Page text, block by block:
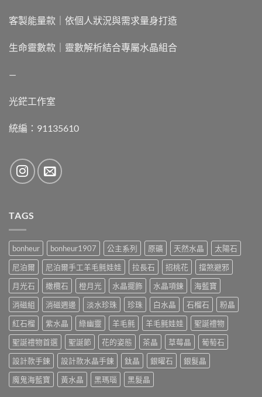
客製能量款｜依個人狀況與需求量身打造
生命靈數款｜靈數解析結合專屬水晶組合
—
光鋩工作室
統編：91135610
TAGS
bonheur bonheur1907 公主系列 原礦 天然水晶
太陽石
尼泊爾
尼泊爾手工羊毛氈娃娃 拉長石 招桃花
擋煞避邪
月光石
橄欖石 橙月光 水晶擺飾 水晶項鍊
海藍寶
消磁組
消磁週邊 淡水珍珠 珍珠 白水晶 石榴石
粉晶
紅石榴
紫水晶 綠幽靈 羊毛氈 羊毛氈娃娃
聖誕禮物
聖誕禮物首選
聖誕節 花的姿態 茶晶 草莓晶
葡萄石
設計款手鍊
設計款水晶手鍊 鈦晶 銀曜石
銀髮晶
魔鬼海藍寶
黃水晶 黑瑪瑙 黑髮晶